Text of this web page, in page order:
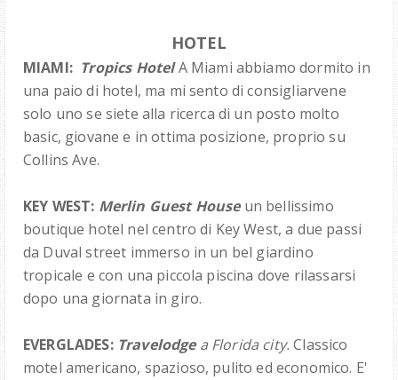
HOTEL
MIAMI: Tropics HotelA Miami abbiamo dormito in
una paio di hotel, ma mi sento di consigliarvene
solo uno se siete alla ricerca di un posto molto
basic, giovane e in ottima posizione, proprio su
Collins Ave.
KEY WEST: Merlin Guest House un bellissimo
boutique hotel nel centro di Key West, a due passi
da Duval street immerso in un bel giardino
tropicale e con una piccola piscina dove rilassarsi
dopo una giornata in giro.
EVERGLADES: Travelodge a Florida city.Classico
motel americano, spazioso, pulito ed economico. E'